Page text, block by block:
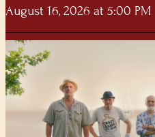
August 16, 2026 at 5:00 PM